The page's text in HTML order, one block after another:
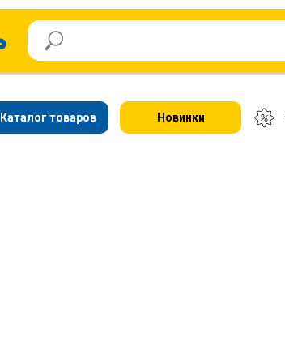
Каталог товаров Новинки